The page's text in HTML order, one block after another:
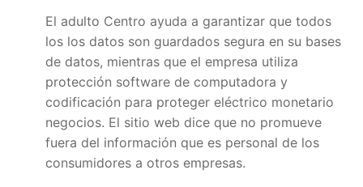
El adulto Centro ayuda a garantizar que todos
los los datos son guardados segura en su bases
de datos, mientras que el empresa utiliza
protección software de computadora y
codificación para proteger eléctrico monetario
negocios. El sitio web dice que no promueve
fuera del información que es personal de los
consumidores a otros empresas.